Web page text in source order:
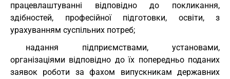
працевлаштуванні відповідно до покликання,
здібностей, професійної підготовки, освіти, з
урахуванням суспільних потреб;
надання підприємствами, установами,
організаціями відповідно до їх попередньо поданих
заявок роботи за фахом випускникам державних